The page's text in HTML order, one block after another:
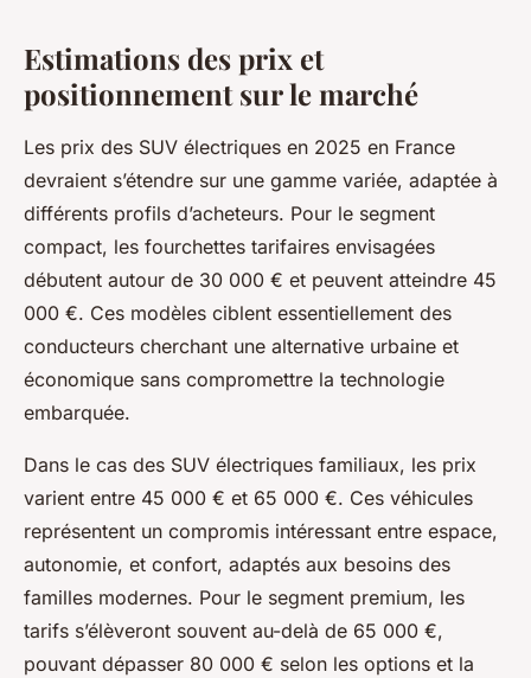
Estimations des prix et
positionnement sur le marché
Les prix des SUV électriques en 2025 en France
devraient s’étendre sur une gamme variée, adaptée à
différents profils d’acheteurs. Pour le segment
compact, les fourchettes tarifaires envisagées
débutent autour de 30 000 € et peuvent atteindre 45
000 €. Ces modèles ciblent essentiellement des
conducteurs cherchant une alternative urbaine et
économique sans compromettre la technologie
embarquée.
Dans le cas des SUV électriques familiaux, les prix
varient entre 45 000 € et 65 000 €. Ces véhicules
représentent un compromis intéressant entre espace,
autonomie, et confort, adaptés aux besoins des
familles modernes. Pour le segment premium, les
tarifs s’élèveront souvent au-delà de 65 000 €,
pouvant dépasser 80 000 € selon les options et la